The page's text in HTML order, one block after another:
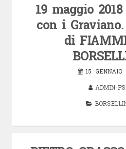
19 maggio
con i
di
15 GENNAIO
ADMIN-